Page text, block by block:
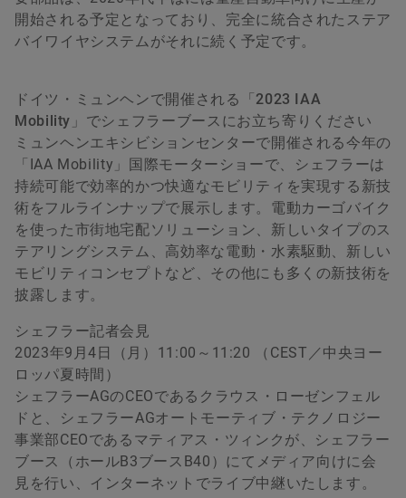
開始される予定となっており、完全に統合されたステア
バイワイヤシステムがそれに続く予定です。
ドイツ・ミュンヘンで開催される「 2023 IAA
Mobility 」でシェフラーブースにお立ち寄りください
ミュンヘンエキシビションセンターで開催される今年の
「IAA Mobility」国際モーターショーで、シェフラーは
持続可能で効率的かつ快適なモビリティを実現する新技
術をフルラインナップで展示します。電動カーゴバイク
を使った市街地宅配ソリューション、新しいタイプのス
テアリングシステム、高効率な電動・水素駆動、新しい
モビリティコンセプトなど、その他にも多くの新技術を
披露します。
シェフラー記者会見
2023年9月4日（月）11:00～11:20 （CEST／中央ヨー
ロッパ夏時間）
シェフラーAGのCEOであるクラウス・ローゼンフェル
ドと、シェフラーAGオートモーティブ・テクノロジー
事業部CEOであるマティアス・ツィンクが、シェフラー
ブース（ホールB3ブースB40）にてメディア向けに会
見を行い、インターネットでライブ中継いたします。